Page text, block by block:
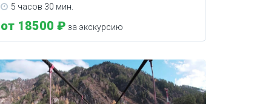
5 часов 30 мин.
от 18500 ₽ за экскурсию